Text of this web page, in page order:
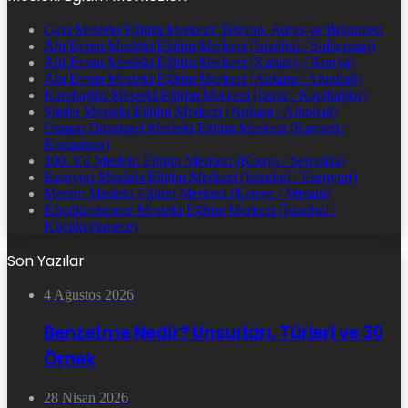
Gazi Mesleki Eğitim Merkezi: Telefon, Adres ve Bölümleri
Ahi Evren Mesleki Eğitim Merkezi (İstanbul / Sultangazi)
Ahi Evran Mesleki Eğitim Merkezi (Karatay / Konya)
Ahi Evran Mesleki Eğitim Merkezi (Ankara / Altındağ)
Karabağlar Mesleki Eğitim Merkezi (İzmir / Karabağlar)
Siteler Mesleki Eğitim Merkezi (Ankara / Altındağ)
Osman Düşüngel Mesleki Eğitim Merkezi (Kayseri /
Kocasinan)
100. Yıl Mesleki Eğitim Merkezi (Konya / Selçuklu)
Esenyurt Mesleki Eğitim Merkezi (İstanbul / Esenyurt)
Meram Mesleki Eğitim Merkezi (Konya / Meram)
Küçükçekmece Mesleki Eğitim Merkezi (İstanbul /
Küçükçekmece)
Son Yazılar
4 Ağustos 2026
Benzetme Nedir? Unsurları, Türleri ve 30
Örnek
28 Nisan 2026